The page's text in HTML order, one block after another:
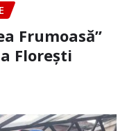
Frumoasă”
Florești